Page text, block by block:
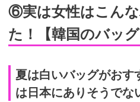
⑥実は女性はこん
た！【韓国のバッグ
夏は白いバッグがお
は日本にありそうでな